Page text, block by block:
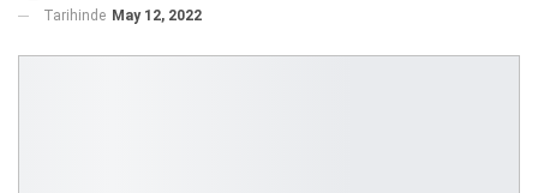
Tarihinde May 12, 2022